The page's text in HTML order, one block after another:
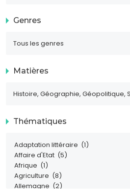
Genres
Matières
Thématiques